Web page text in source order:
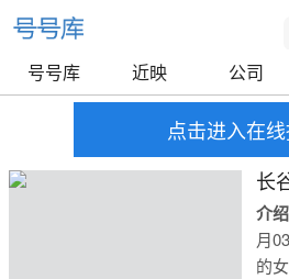
号号库 近映 公司
点击进入在
长
介绍
月
的